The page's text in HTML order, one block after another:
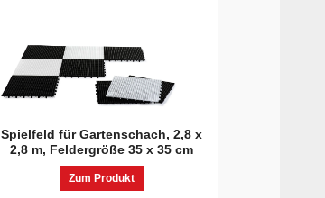
Spielfeld für Gartenschach, 2,8 x
2,8 m, Feldergröße 35 x 35 cm
Zum Produkt